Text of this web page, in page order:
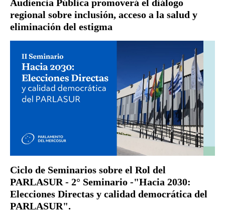
Audiencia Pública promoverá el diálogo
regional sobre inclusión, acceso a la salud y
eliminación del estigma
Ciclo de Seminarios sobre el Rol del
PARLASUR - 2° Seminario -"Hacia 2030:
Elecciones Directas y calidad democrática del
PARLASUR".